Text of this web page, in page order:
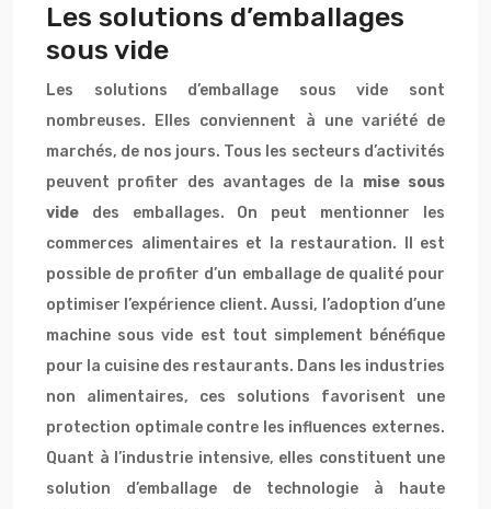
Les solutions d’emballages
sous vide
Les solutions d’emballage sous vide sont
nombreuses. Elles conviennent à une variété de
marchés, de nos jours. Tous les secteurs d’activités
peuvent profiter des avantages de la mise sous
vide des emballages. On peut mentionner les
commerces alimentaires et la restauration. Il est
possible de profiter d’un emballage de qualité pour
optimiser l’expérience client. Aussi, l’adoption d’une
machine sous vide est tout simplement bénéfique
pour la cuisine des restaurants. Dans les industries
non alimentaires, ces solutions favorisent une
protection optimale contre les influences externes.
Quant à l’industrie intensive, elles constituent une
solution d’emballage de technologie à haute